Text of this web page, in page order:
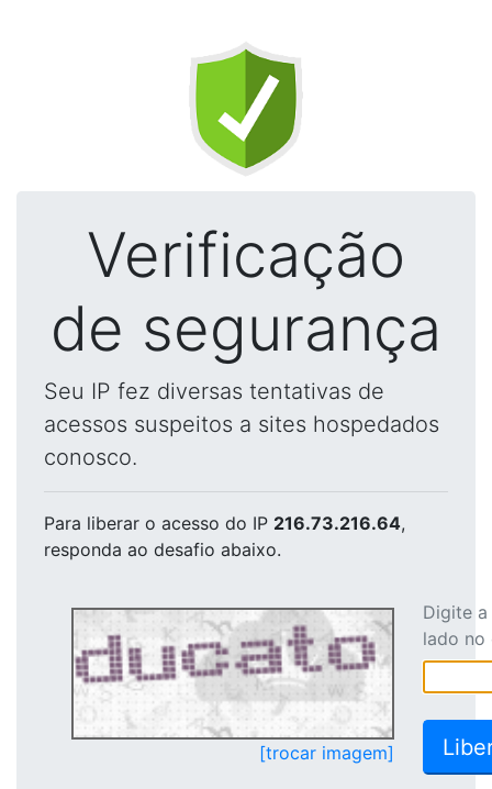
Verificação
de segurança
Seu IP fez diversas tentativas de
acessos suspeitos a sites hospedados
conosco.
Para liberar o acesso do IP 216.73.216.64,
responda ao desafio abaixo.
[trocar imagem]
Digite
lado no